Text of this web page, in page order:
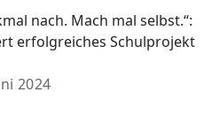
2024